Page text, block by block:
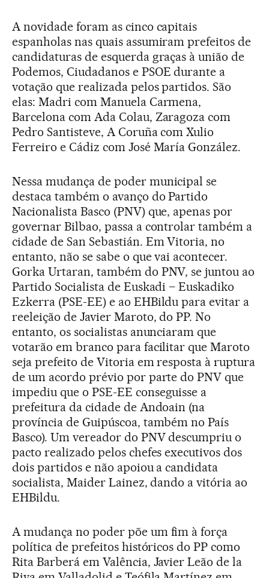
A novidade foram as cinco capitais
espanholas nas quais assumiram prefeitos de
candidaturas de esquerda graças à união de
Podemos, Ciudadanos e PSOE durante a
votação que realizada pelos partidos. São
elas: Madri com Manuela Carmena,
Barcelona com Ada Colau, Zaragoza com
Pedro Santisteve, A Coruña com Xulio
Ferreiro e Cádiz com José María González.
Nessa mudança de poder municipal se
destaca também o avanço do Partido
Nacionalista Basco (PNV) que, apenas por
governar Bilbao, passa a controlar também a
cidade de San Sebastián. Em Vitoria, no
entanto, não se sabe o que vai acontecer.
Gorka Urtaran, também do PNV, se juntou ao
Partido Socialista de Euskadi – Euskadiko
Ezkerra (PSE-EE) e ao EHBildu para evitar a
reeleição de Javier Maroto, do PP. No
entanto, os socialistas anunciaram que
votarão em branco para facilitar que Maroto
seja prefeito de Vitoria em resposta à ruptura
de um acordo prévio por parte do PNV que
impediu que o PSE-EE conseguisse a
prefeitura da cidade de Andoain (na
província de Guipúscoa, também no País
Basco). Um vereador do PNV descumpriu o
pacto realizado pelos chefes executivos dos
dois partidos e não apoiou a candidata
socialista, Maider Lainez, dando a vitória ao
EHBildu.
A mudança no poder põe um fim à força
política de prefeitos históricos do PP como
Rita Barberá em Valência, Javier Leão de la